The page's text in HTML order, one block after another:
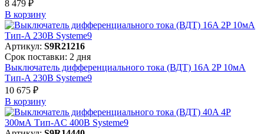
8 479 ₽
В корзинy
Артикул: S9R21216
Срок поставки: 2 дня
Выключатель дифференциального тока (ВДТ) 16A 2P 10мА
Тип-A 230В Systeme9
10 675 ₽
В корзинy